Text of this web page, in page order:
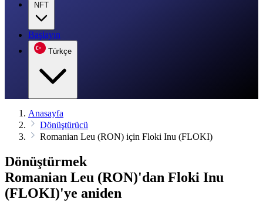
NFT
Başlayın
Türkçe
Anasayfa
Dönüştürücü
Romanian Leu (RON) için Floki Inu (FLOKI)
Dönüştürmek
Romanian Leu (RON)'dan Floki Inu
(FLOKI)'ye aniden